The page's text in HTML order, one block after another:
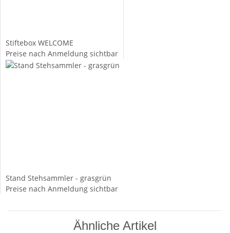
Stiftebox WELCOME
Preise nach Anmeldung sichtbar
Stand Stehsammler - grasgrün
Preise nach Anmeldung sichtbar
Ähnliche Artikel